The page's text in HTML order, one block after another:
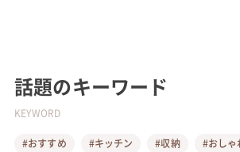
話題のキーワード
KEYWORD
#おすすめ #キッチン #収納
#おしゃ